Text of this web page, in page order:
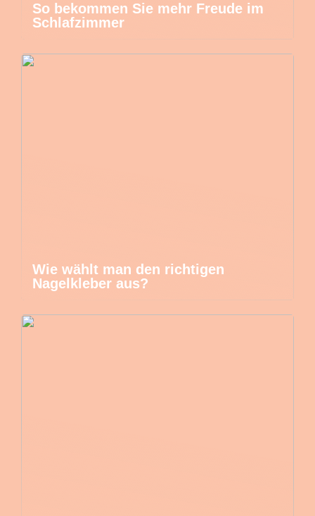
So bekommen Sie mehr Freude im
Schlafzimmer
Wie wählt man den richtigen
Nagelkleber aus?